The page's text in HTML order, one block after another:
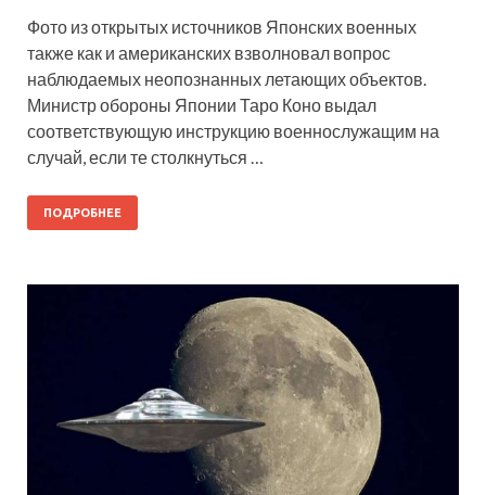
Фото из открытых источников Японских военных
также как и американских взволновал вопрос
наблюдаемых неопознанных летающих объектов.
Министр обороны Японии Таро Коно выдал
соответствующую инструкцию военнослужащим на
случай, если те столкнуться …
ПОДРОБНЕЕ